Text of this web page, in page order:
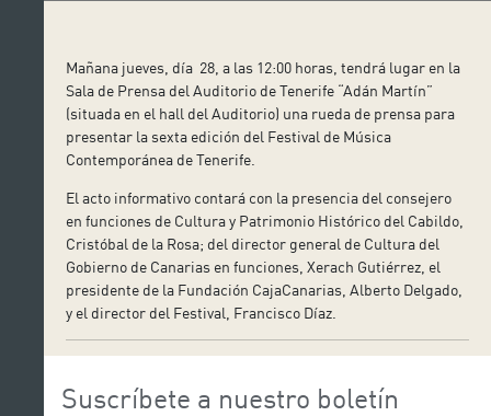
Mañana jueves, día 28, a las 12:00 horas, tendrá lugar en la
Sala de Prensa del Auditorio de Tenerife “Adán Martín”
(situada en el hall del Auditorio) una rueda de prensa para
presentar la sexta edición del Festival de Música
Contemporánea de Tenerife.
El acto informativo contará con la presencia del consejero
en funciones de Cultura y Patrimonio Histórico del Cabildo,
Cristóbal de la Rosa; del director general de Cultura del
Gobierno de Canarias en funciones, Xerach Gutiérrez, el
presidente de la Fundación CajaCanarias, Alberto Delgado,
y el director del Festival, Francisco Díaz.
Suscríbete a nuestro boletín